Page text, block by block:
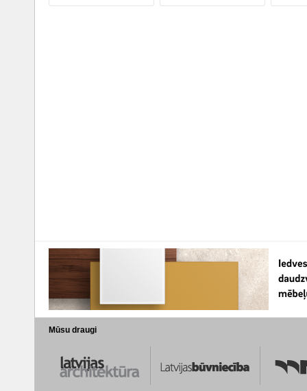
Mūsu draugi